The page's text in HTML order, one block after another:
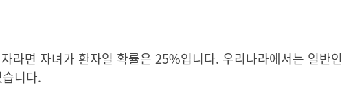
라면 자녀가 환자일 확률은 25%입니다. 우리나라에서는 일반인
니다.